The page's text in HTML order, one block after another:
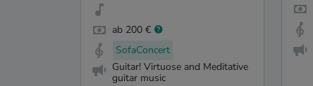
ab 200 €
SofaConcert
Guitar! Virtuose and Meditative
guitar music